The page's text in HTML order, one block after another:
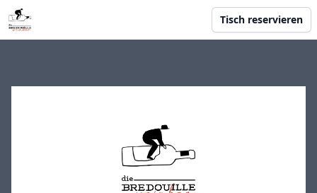
Tisch reservieren